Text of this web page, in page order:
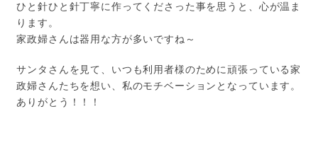
ひと針ひと針丁寧に作ってくださった事を思うと、心が温ま
ります。
家政婦さんは器用な方が多いですね～
サンタさんを見て、いつも利用者様のために頑張っている家
政婦さんたちを想い、私のモチベーションとなっています。
ありがとう！！！